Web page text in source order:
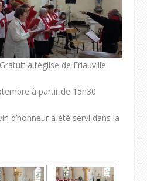
à l’église de Friauville
à partir de 15h30
d’honneur a été servi dans la